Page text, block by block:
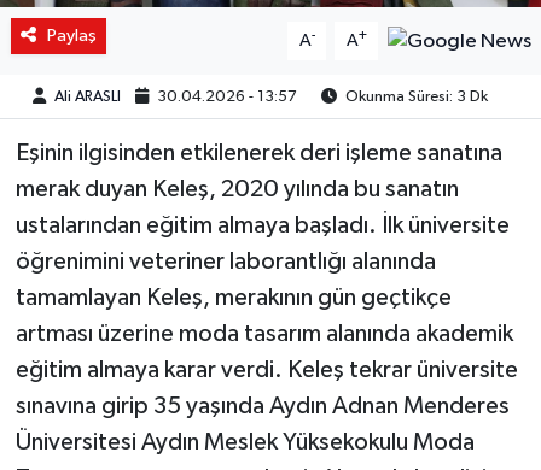
Paylaş A- A+
Ali ARASLI 30.04.2026 - 13:57 Okunma Süresi: 3 Dk
Eşinin ilgisinden etkilenerek deri işleme sanatına
merak duyan Keleş, 2020 yılında bu sanatın
ustalarından eğitim almaya başladı. İlk üniversite
öğrenimini veteriner laborantlığı alanında
tamamlayan Keleş, merakının gün geçtikçe
artması üzerine moda tasarım alanında akademik
eğitim almaya karar verdi. Keleş tekrar üniversite
sınavına girip 35 yaşında Aydın Adnan Menderes
Üniversitesi Aydın Meslek Yüksekokulu Moda